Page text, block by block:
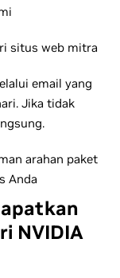
situs web mitra
email yang
Jika tidak
arahan paket
Anda
NVIDIA